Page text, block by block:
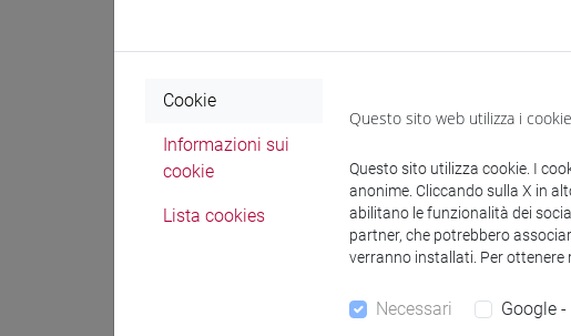
Docenti e corsi di
Docenti
Cookie
Informazioni sui
cookie
Lista cookies
Questo sito web utilizza i cookie
Questo sito utilizza cookie. I
anonime. Cliccando sulla X in
abilitano le funzionalità dei
partner, che potrebbero
verranno installati. Per ottenere
Necessari Google